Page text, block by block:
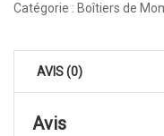
Catégorie : Boîtiers de
AVIS (0)
Avis